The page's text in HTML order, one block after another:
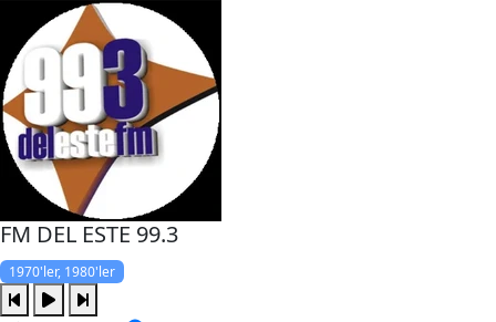
FM DEL ESTE 99.3
1970'ler, 1980'ler